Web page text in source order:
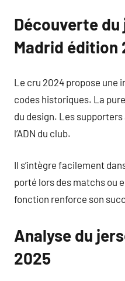
Découverte du
Madrid édition
Le cru 2024 propose une
codes historiques. La
du design. Les
l’ADN du club.
Il s’intègre facilement
porté lors des matchs ou
fonction renforce son
Analyse du
2025